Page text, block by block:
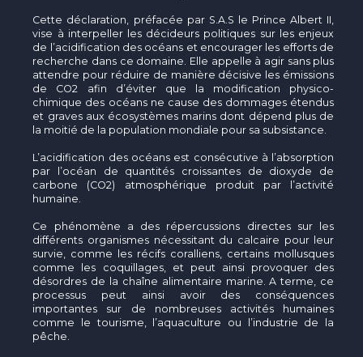
Cette déclaration, préfacée par S.A.S le Prince Albert II,
vise à interpeller les décideurs politiques sur les enjeux
de l’acidification des océans et encourager les efforts de
recherche dans ce domaine. Elle appelle à agir sans plus
attendre pour réduire de manière décisive les émissions
de CO2 afin d’éviter que la modification physico-
chimique des océans ne cause des dommages étendus
et graves aux écosystèmes marins dont dépend plus de
la moitié de la population mondiale pour sa subsistance.
L’acidification des océans est consécutive à l’absorption
par l’océan de quantités croissantes de dioxyde de
carbone (CO2) atmosphérique produit par l’activité
humaine.
Ce phénomène a des répercussions directes sur les
différents organismes nécessitant du calcaire pour leur
survie, comme les récifs coralliens, certains mollusques
comme les coquillages, et peut ainsi provoquer des
désordres de la chaîne alimentaire marine. A terme, ce
processus peut ainsi avoir des conséquences
importantes sur de nombreuses activités humaines
comme le tourisme, l’aquaculture ou l’industrie de la
pêche.